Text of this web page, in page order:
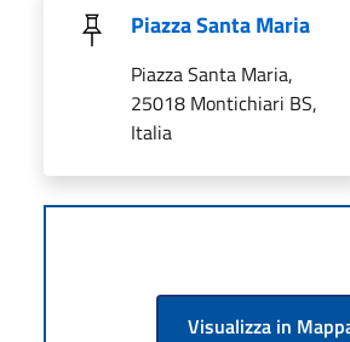
Piazza Santa Maria
Piazza Santa Maria,
25018 Montichiari BS,
Italia
Visualizza in